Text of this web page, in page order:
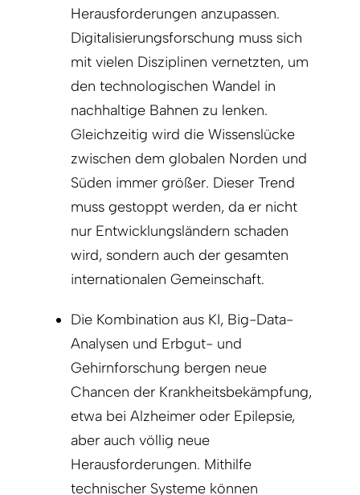
Herausforderungen anzupassen.
Digitalisierungsforschung muss sich
mit vielen Disziplinen vernetzten, um
den technologischen Wandel in
nachhaltige Bahnen zu lenken.
Gleichzeitig wird die Wissenslücke
zwischen dem globalen Norden und
Süden immer größer. Dieser Trend
muss gestoppt werden, da er nicht
nur Entwicklungsländern schaden
wird, sondern auch der gesamten
internationalen Gemeinschaft.
Die Kombination aus KI, Big-Data-
Analysen und Erbgut- und
Gehirnforschung bergen neue
Chancen der Krankheitsbekämpfung,
etwa bei Alzheimer oder Epilepsie,
aber auch völlig neue
Herausforderungen. Mithilfe
technischer Systeme können